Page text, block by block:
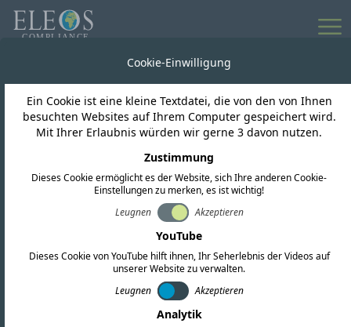
Bermuda
Bermuda befreit
Bluetooth- und Wi-Fi-
Geräte von der
Typgenehmigung
Cookie-Einwilligung
Ein Cookie ist eine kleine Textdatei, die von den von Ihnen
besuchten Websites auf Ihrem Computer gespeichert wird.
Mit Ihrer Erlaubnis würden wir gerne 3 davon nutzen.
Zustimmung
Dieses Cookie ermöglicht es der Website, sich Ihre anderen Cookie-
Einstellungen zu merken, es ist wichtig!
Leugnen
Akzeptieren
YouTube
Dieses Cookie von YouTube hilft ihnen, Ihr Seherlebnis der Videos auf
unserer Website zu verwalten.
Leugnen
Akzeptieren
Analytik